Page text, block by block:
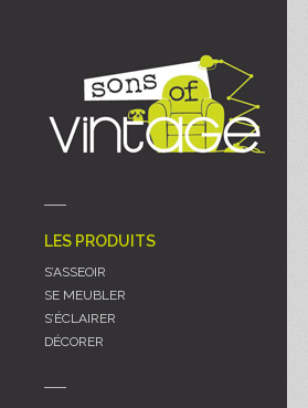
LES PRODUITS
S’ASSEOIR
SE MEUBLER
S’ÉCLAIRER
DÉCORER